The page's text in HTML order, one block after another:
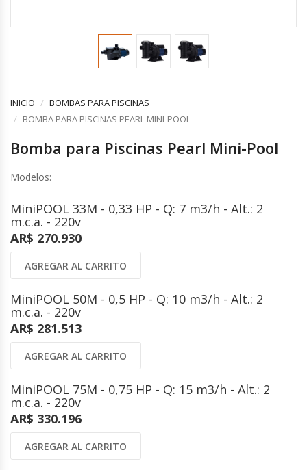
Controles y Accesorios
CONTROLES Y ACCESORIOS
CALEFACCION ELECTRICA
Climatizadores Eléctricos
Calefones Eléctricos
Radiadores Eléctricos
Toalleros Eléctricos
Grifos Eléctricos
Bombas de Calor
ENERGÍA SOLAR
VENTILACION INDUSTRIAL
Ventiladores Helicoidales
Ventiladores Axiales
Ventiladores Especiales
Cortinas de Aire Industriales
Rejas y Persianas
Controles
INICIO
BOMBAS PARA PISCINAS
BOMBA PARA PISCINAS PEARL MINI-POOL
Bomba para Piscinas Pearl Mini-Pool
Modelos:
MiniPOOL 33M - 0,33 HP - Q: 7 m3/h - Alt.: 2
m.c.a. - 220v
AR$ 270.930
AGREGAR AL CARRITO
MiniPOOL 50M - 0,5 HP - Q: 10 m3/h - Alt.: 2
m.c.a. - 220v
AR$ 281.513
AGREGAR AL CARRITO
MiniPOOL 75M - 0,75 HP - Q: 15 m3/h - Alt.: 2
m.c.a. - 220v
AR$ 330.196
AGREGAR AL CARRITO